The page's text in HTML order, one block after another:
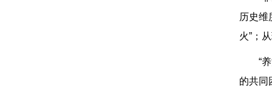
历史维
火”；
“
的共同